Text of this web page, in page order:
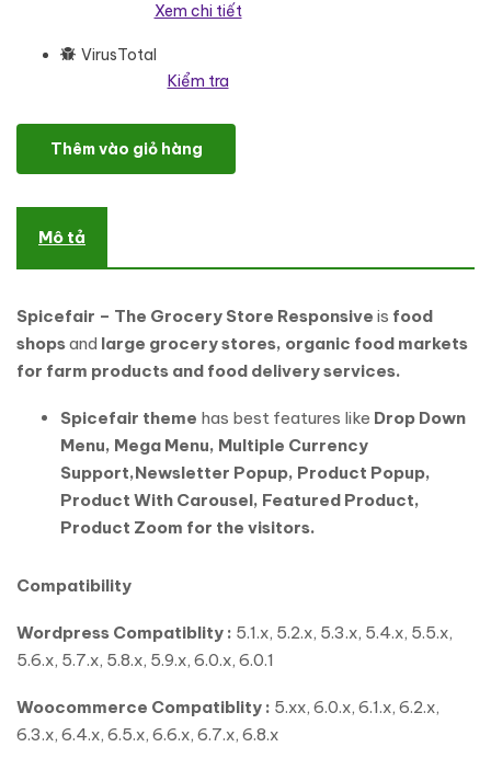
Xem chi tiết
VirusTotal
Kiểm tra
Spicefair - The Grocery Store Responsive WooCommerce
Thêm vào giỏ hàng
Mô tả
Spicefair – The Grocery Store Responsive is food
shopsand large grocery stores, organic food markets
for farm products and food delivery services.
Spicefair theme has best features like Drop Down
Menu, Mega Menu, Multiple Currency
Support,Newsletter Popup, Product Popup,
Product With Carousel, Featured Product,
Product Zoom for the visitors.
Compatibility
Wordpress Compatiblity : 5.1.x, 5.2.x, 5.3.x, 5.4.x, 5.5.x,
5.6.x, 5.7.x, 5.8.x, 5.9.x, 6.0.x, 6.0.1
Woocommerce Compatiblity : 5.xx, 6.0.x, 6.1.x, 6.2.x,
6.3.x, 6.4.x, 6.5.x, 6.6.x, 6.7.x, 6.8.x